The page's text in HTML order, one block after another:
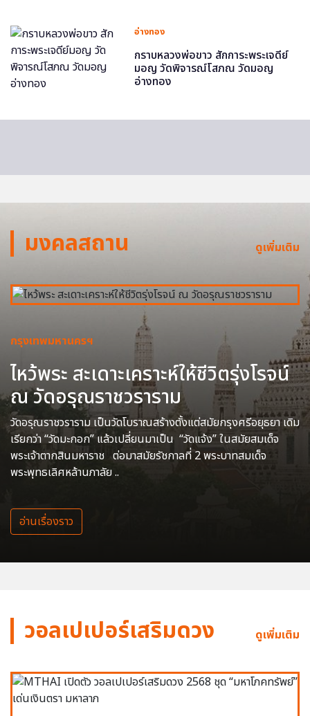
อ่างทอง
กราบหลวงพ่อขาว สักการะพระเจดีย์
มอญ วัดพิจารณ์โสภณ วัดมอญ
อ่างทอง
มงคลสถาน ดูเพิ่มเติม
กรุงเทพมหานครฯ
ไหว้พระ สะเดาะเคราะห์ให้ชีวิตรุ่งโรจน์
ณ วัดอรุณราชวราราม
วัดอรุณราชวราราม เป็นวัดโบราณสร้างตั้งแต่สมัยกรุงศรีอยุธยา เดิม
เรียกว่า “วัดมะกอก” แล้วเปลี่ยนมาเป็น “วัดแจ้ง” ในสมัยสมเด็จ
พระเจ้าตากสินมหาราช ต่อมาสมัยรัชกาลที่ 2 พระบาทสมเด็จ
พระพุทธเลิศหล้านภาลัย ..
อ่านเรื่องราว
วอลเปเปอร์เสริมดวง ดูเพิ่มเติม